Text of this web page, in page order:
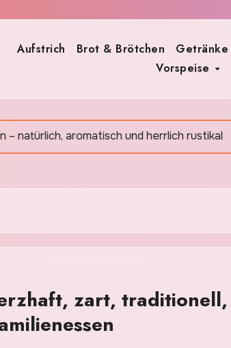
Aufstrich Brot & Brötchen Getränke
Vorspeise
aromatisch und herrlich rustikal
zart, traditionell,